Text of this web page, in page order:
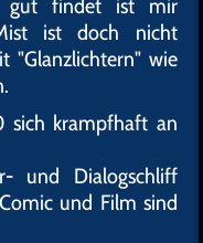
gut findet ist mir
ist doch nicht
"Glanzlichtern" wie
sich krampfhaft an
und Dialogschliff
und Film sind